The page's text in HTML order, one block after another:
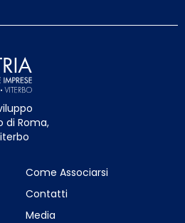
di Roma,
Come Associarsi
Contatti
Media